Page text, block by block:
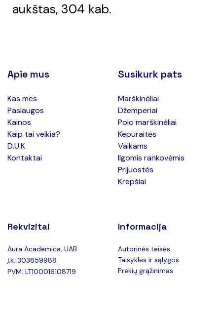
aukštas, 304 kab.
Apie mus
Kas mes
Paslaugos
Kainos
Kaip tai veikia?
D.U.K
Kontaktai
Susikurk pats
Marškinėliai
Džemperiai
Polo marškinėliai
Kepuraitės
Vaikams
Ilgomis rankovėmis
Prijuostės
Krepšiai
Rekvizitai
Aura Academica, UAB
Į.k. 303859988
PVM: LT100016108719
Informacija
Autorinės teisės
Taisyklės ir sąlygos
Prekių grąžinimas